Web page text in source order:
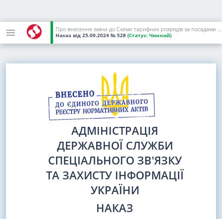
Про внесення зміни до Схеми тарифних розрядів за посадами осіб офіцерського складу Державної служби спеціального зв'язку та захисту інформації України
Наказ від 25.09.2024 № 528 (Статус: Чинний)
АДМІНІСТРАЦІЯ
ДЕРЖАВНОЇ СЛУЖБИ
СПЕЦІАЛЬНОГО ЗВ'ЯЗКУ
ТА ЗАХИСТУ ІНФОРМАЦІЇ
УКРАЇНИ
НАКАЗ